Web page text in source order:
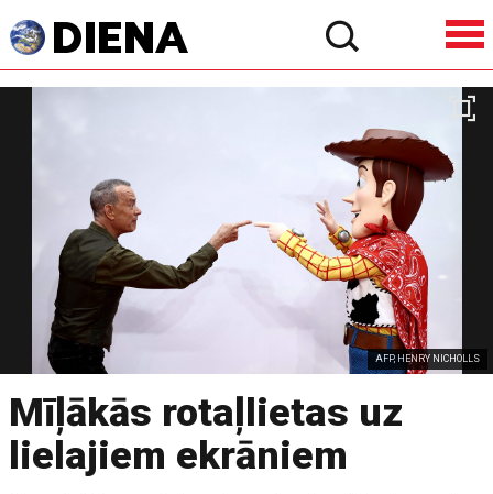
AFP, HENRY NICHOLLS
Mīļākās rotaļlietas uz
lielajiem ekrāniem